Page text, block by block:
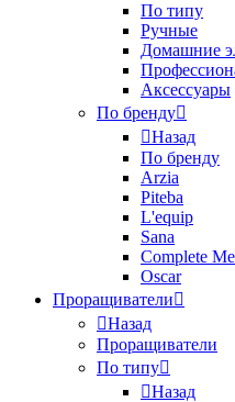
По типу
Ручные
Домашние
Аксессуары
По бренду
Назад
По бренду
Arzia
Piteba
L'equip
Sana
Complete
Oscar
Проращиватели
Назад
Проращиватели
По типу
Назад